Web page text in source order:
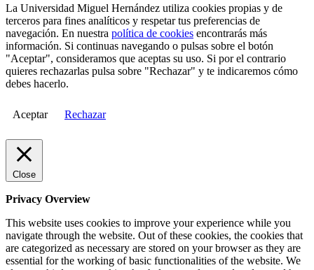
La Universidad Miguel Hernández utiliza cookies propias y de
terceros para fines analíticos y respetar tus preferencias de
navegación. En nuestra política de cookies encontrarás más
información. Si continuas navegando o pulsas sobre el botón
"Aceptar", consideramos que aceptas su uso. Si por el contrario
quieres rechazarlas pulsa sobre "Rechazar" y te indicaremos cómo
debes hacerlo.
Aceptar Rechazar
Close
Privacy Overview
This website uses cookies to improve your experience while you
navigate through the website. Out of these cookies, the cookies that
are categorized as necessary are stored on your browser as they are
essential for the working of basic functionalities of the website. We